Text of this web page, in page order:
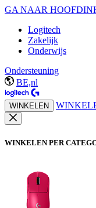
GA NAAR
Logitech
Zakelijk
Onderwijs
Ondersteuning
BE,nl
WINKELEN
WINKELEN PER